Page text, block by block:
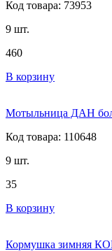
Код товара: 73953
9 шт.
460
В корзину
Мотыльница ДАН
Код товара: 110648
9 шт.
35
В корзину
Кормушка зимняя